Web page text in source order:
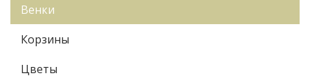
Венки
Корзины
Цветы